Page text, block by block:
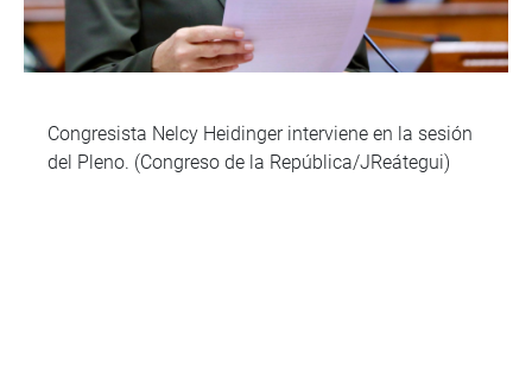
Congresista Nelcy Heidinger interviene en la sesión
del Pleno. (Congreso de la República/JReátegui)